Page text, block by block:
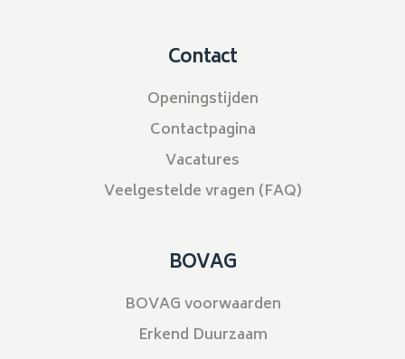
Contact
Openingstijden
Contactpagina
Vacatures
Veelgestelde vragen (FAQ)
BOVAG
BOVAG voorwaarden
Erkend Duurzaam